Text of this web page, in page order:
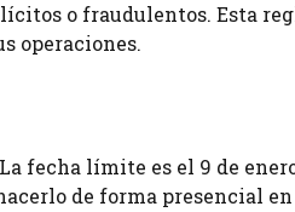
o fraudulentos. Esta
operaciones.
La fecha límite es el 9 de
de forma presencial